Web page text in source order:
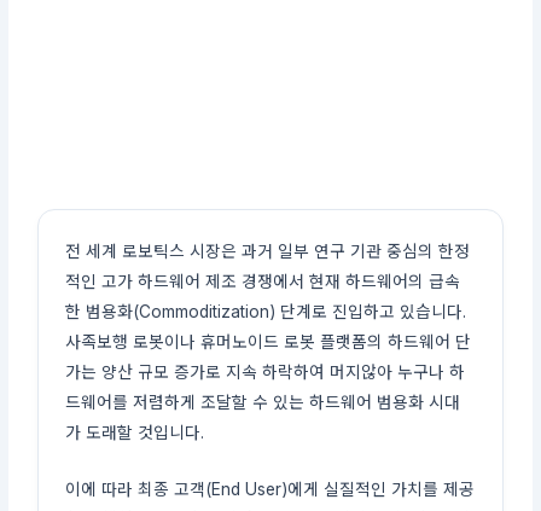
전 세계 로보틱스 시장은 과거 일부 연구 기관 중심의 한정
적인 고가 하드웨어 제조 경쟁에서 현재 하드웨어의 급속
한 범용화(Commoditization) 단계로 진입하고 있습니다.
사족보행 로봇이나 휴머노이드 로봇 플랫폼의 하드웨어 단
가는 양산 규모 증가로 지속 하락하여 머지않아 누구나 하
드웨어를 저렴하게 조달할 수 있는 하드웨어 범용화 시대
가 도래할 것입니다.
이에 따라 최종 고객(End User)에게 실질적인 가치를 제공